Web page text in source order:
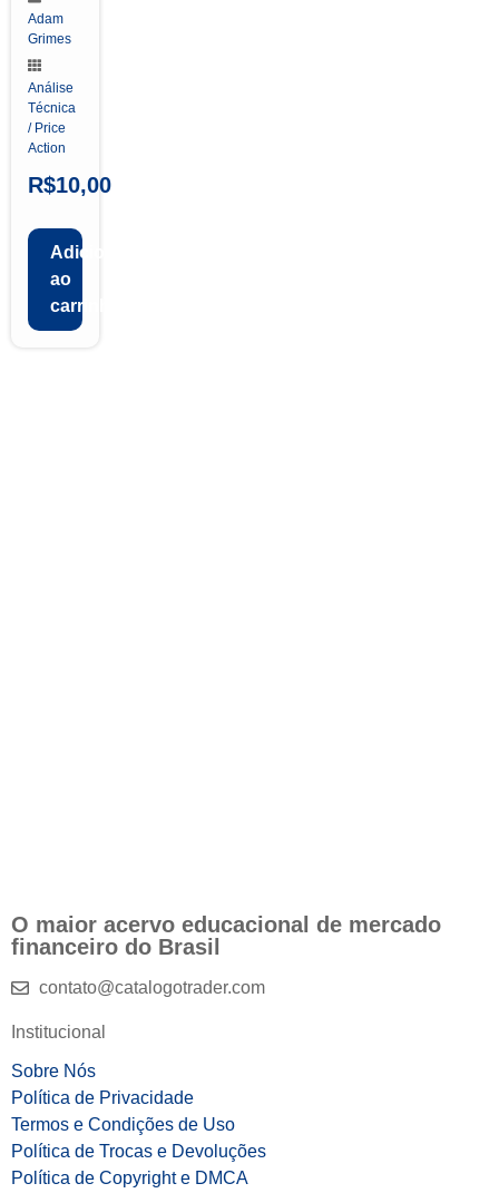
Adam
Grimes
Análise
Técnica
/ Price
Action
R$10,00
Adicionar
ao
carrinho
O maior acervo educacional de mercado
financeiro do Brasil
contato@catalogotrader.com
Institucional
Sobre Nós
Política de Privacidade
Termos e Condições de Uso
Política de Trocas e Devoluções
Política de Copyright e DMCA